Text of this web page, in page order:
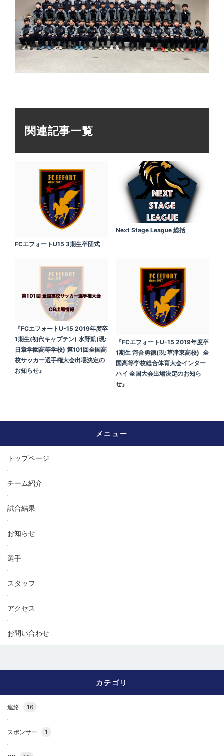
関連記事一覧
FCエフォートU15 3期生卒団式
Next Stage League 総括
『FCエフォートU-15 2019年度卒
1期生(初代キャプテン) 水野凱(現:
日章学園高等学校) 第101回全国高
校サッカー選手権大会出場決定の
お知らせ』
『FCエフォートU-15 2019年度卒
1期生 河合勇徳(現:草津東高校) 全
国高等学校総合体育大会インター
ハイ 全国大会出場決定のお知ら
せ』
メニュー
トップページ
チーム紹介
試合結果
お知らせ
選手
スタッフ
アクセス
お問い合わせ
カテゴリ
連絡 16
スポンサー 1